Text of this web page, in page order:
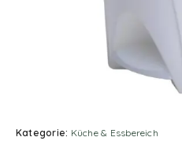
Kategorie: Küche & Essbereich